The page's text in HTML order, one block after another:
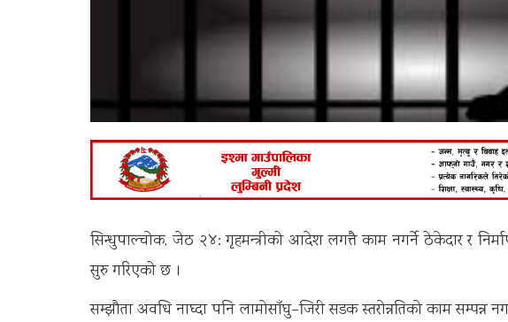
सिन्धुपाल्चोक, जेठ २४: गृहमन्त्रीको आदेश लगत्तै काम नगर्ने ठेकेदार र
सुरु गरिएको छ ।
सम्झौता अवधि नाघ्दा पनि लामोसाँघु–जिरी सडक स्तरोन्नतिको काम सम्पन्न